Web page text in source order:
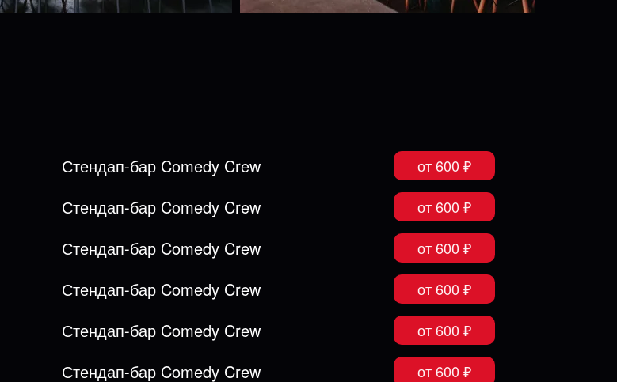
Стендап-бар Comedy Crew от 600 ₽
Стендап-бар Comedy Crew от 600 ₽
Стендап-бар Comedy Crew от 600 ₽
Стендап-бар Comedy Crew от 600 ₽
Стендап-бар Comedy Crew от 600 ₽
Стендап-бар Comedy Crew от 600 ₽